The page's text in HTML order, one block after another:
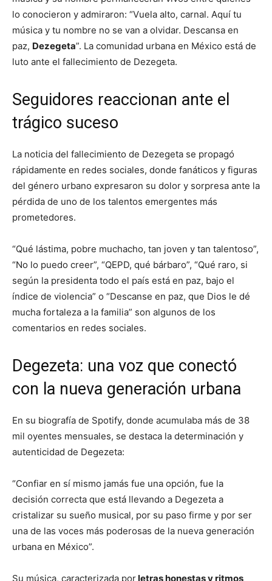
lo conocieron y admiraron: “Vuela alto, carnal. Aquí tu
música y tu nombre no se van a olvidar. Descansa en
paz, Dezegeta”. La comunidad urbana en México está de
luto ante el fallecimiento de Dezegeta.
Seguidores reaccionan ante el
trágico suceso
La noticia del fallecimiento de Dezegeta se propagó
rápidamente en redes sociales, donde fanáticos y figuras
del género urbano expresaron su dolor y sorpresa ante la
pérdida de uno de los talentos emergentes más
prometedores.
“Qué lástima, pobre muchacho, tan joven y tan talentoso”,
“No lo puedo creer”, “QEPD, qué bárbaro”, “Qué raro, si
según la presidenta todo el país está en paz, bajo el
índice de violencia” o “Descanse en paz, que Dios le dé
mucha fortaleza a la familia” son algunos de los
comentarios en redes sociales.
Degezeta: una voz que conectó
con la nueva generación urbana
En su biografía de Spotify, donde acumulaba más de 38
mil oyentes mensuales, se destaca la determinación y
autenticidad de Degezeta:
“Confiar en sí mismo jamás fue una opción, fue la
decisión correcta que está llevando a Degezeta a
cristalizar su sueño musical, por su paso firme y por ser
una de las voces más poderosas de la nueva generación
urbana en México”.
Su música, caracterizada porletras honestas y ritmos